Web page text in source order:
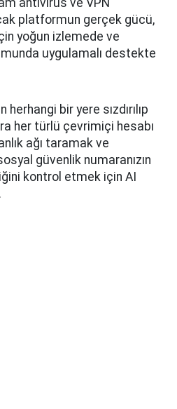
antivirüs ve VPN
platformun gerçek gücü,
yoğun izlemede ve
uygulamalı destekte
bir yere sızdırılıp
her türlü çevrimiçi hesabı
ağı taramak ve
güvenlik numaranızın
kontrol etmek için AI